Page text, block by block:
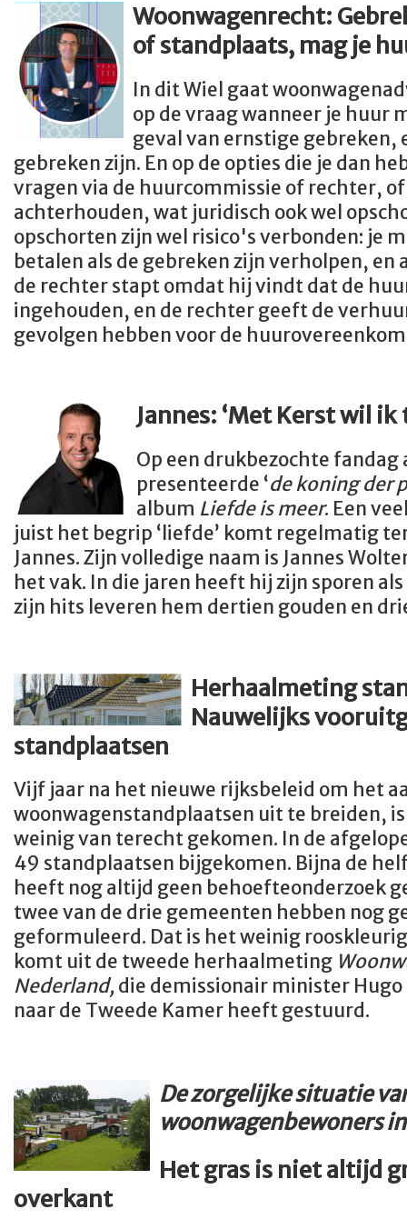
Woonwagenrecht:
of standplaats, mag je
In dit Wiel gaat
op de vraag wanneer je huur
geval van ernstige gebreken,
gebreken zijn. En op de opties die je dan
vragen via de huurcommissie of rechter,
achterhouden, wat juridisch ook wel
opschorten zijn wel risico's verbonden: je
betalen als de gebreken zijn verholpen, en
de rechter stapt omdat hij vindt dat de
ingehouden, en de rechter geeft de
gevolgen hebben voor de
Jannes: ‘Met Kerst wil ik
Op een drukbezochte
presenteerde ‘de koning der
album Liefde is meer. Een
juist het begrip ‘liefde’ komt regelmatig
Jannes. Zijn volledige naam is Jannes
het vak. In die jaren heeft hij zijn sporen
zijn hits leveren hem dertien gouden en
Herhaalmeting
Nauwelijks
standplaatsen
Vijf jaar na het nieuwe rijksbeleid om het
woonwagenstandplaatsen uit te breiden,
weinig van terecht gekomen. In de
49 standplaatsen bijgekomen. Bijna de
heeft nog altijd geen behoefteonderzoek
twee van de drie gemeenten hebben nog
geformuleerd. Dat is het weinig
komt uit de tweede herhaalmeting
Nederland, die demissionair minister Hugo
naar de Tweede Kamer heeft gestuurd.
De zorgelijke situatie
woonwagenbewoners
Het gras is niet altijd
overkant